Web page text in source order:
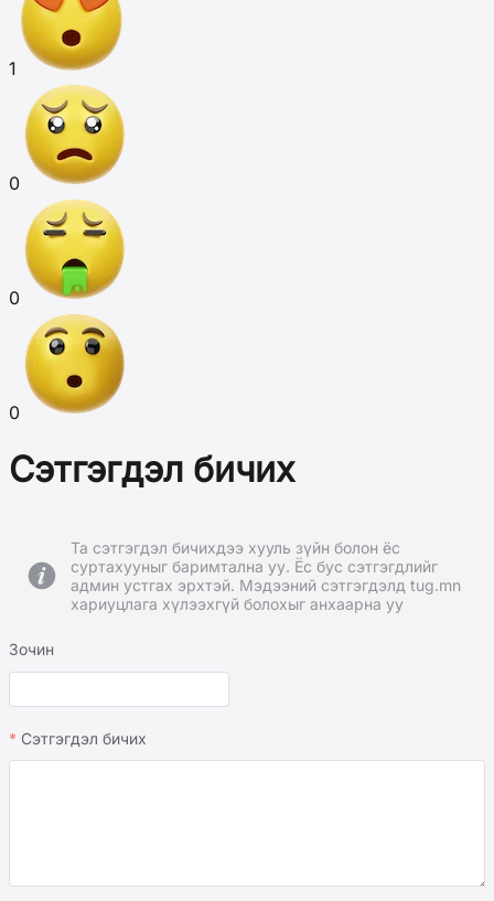
1
0
0
0
Сэтгэгдэл бичих
Та сэтгэгдэл бичихдээ хууль зүйн болон ёс
суртахууныг баримтална уу. Ёс бус сэтгэгдлийг
админ устгах эрхтэй. Мэдээний сэтгэгдэлд tug.mn
хариуцлага хүлээхгүй болохыг анхаарна уу
Зочин
Сэтгэгдэл бичих